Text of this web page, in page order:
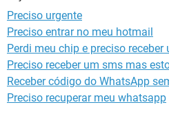
GUIA DE COMPRAS
Preciso urgente
Preciso entrar no meu hotmail
Perdi meu chip e preciso receber
Preciso receber um sms mas
Receber código do WhatsApp
Preciso recuperar meu whatsapp